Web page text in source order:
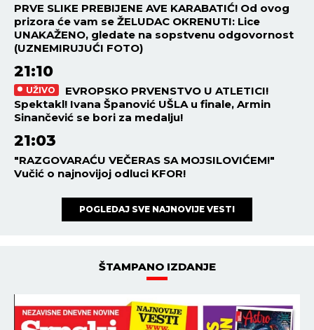
PRVE SLIKE PREBIJENE AVE KARABATIĆ! Od ovog
prizora će vam se ŽELUDAC OKRENUTI: Lice
UNAKAŽENO, gledate na sopstvenu odgovornost
(UZNEMIRUJUĆI FOTO)
21:10
UŽIVO
EVROPSKO PRVENSTVO U ATLETICI!
Spektakl! Ivana Španović UŠLA u finale, Armin
Sinančević se bori za medalju!
21:03
"RAZGOVARAĆU VEČERAS SA MOJSILOVIĆEM!"
Vučić o najnovijoj odluci KFOR!
POGLEDAJ SVE NAJNOVIJE VESTI
ŠTAMPANO IZDANJE